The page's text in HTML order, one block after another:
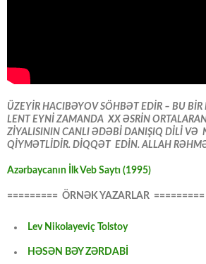
ÜZEYİR HACIBƏYOV SÖHBƏT EDİR – BU
LENT EYNİ ZAMANDA XX ƏSRİN
ZİYALISININ CANLI ƏDƏBİ DANIŞIQ DİLİ VƏ
QİYMƏTLİDİR. DİQQƏT EDİN. ALLAH
Azərbaycanın İlk Veb Saytı (1995)
========= ÖRNƏK YAZARLAR =========
Lev Nikolayeviç Tolstoy
HƏSƏN BƏY ZƏRDABİ